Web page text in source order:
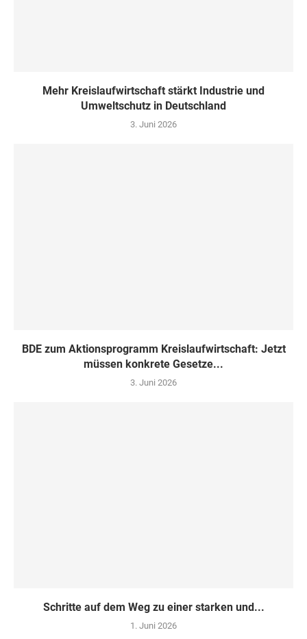
Mehr Kreislaufwirtschaft stärkt Industrie und
Umweltschutz in Deutschland
3. Juni 2026
BDE zum Aktionsprogramm Kreislaufwirtschaft: Jetzt
müssen konkrete Gesetze...
3. Juni 2026
Schritte auf dem Weg zu einer starken und...
1. Juni 2026